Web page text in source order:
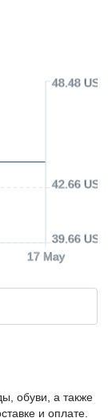
17 May
39.66 USD
42.66 USD
48.48 USD
обуви, а также
и оплате.